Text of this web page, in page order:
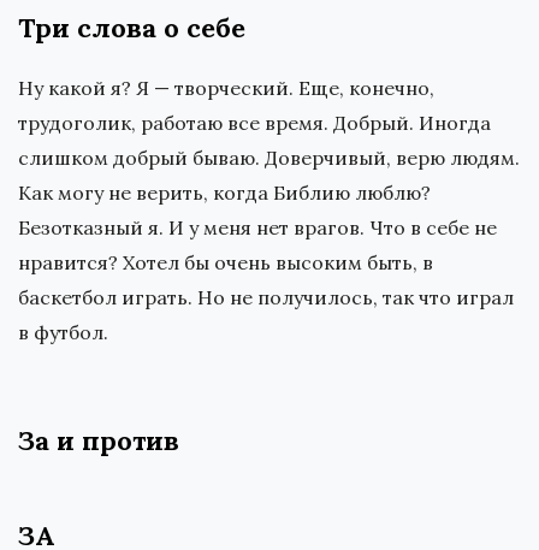
Три слова о себе
Ну какой я? Я — творческий. Еще, конечно,
трудоголик, работаю все время. Добрый. Иногда
слишком добрый бываю. Доверчивый, верю людям.
Как могу не верить, когда Библию люблю?
Безотказный я. И у меня нет врагов. Что в себе не
нравится? Хотел бы очень высоким быть, в
баскетбол играть. Но не получилось, так что играл
в футбол.
За и против
ЗА